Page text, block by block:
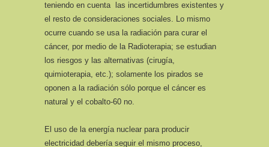
teniendo en cuenta las incertidumbres existentes y
el resto de consideraciones sociales. Lo mismo
ocurre cuando se usa la radiación para curar el
cáncer, por medio de la Radioterapia; se estudian
los riesgos y las alternativas (cirugía,
quimioterapia, etc.); solamente los pirados se
oponen a la radiación sólo porque el cáncer es
natural y el cobalto-60 no.
El uso de la energía nuclear para producir
electricidad debería seguir el mismo proceso,